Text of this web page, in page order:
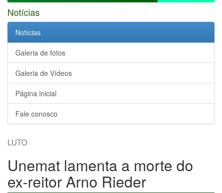
Notícias
Notícias
Galeria de fotos
Galeria de Vídeos
Página inicial
Fale conosco
LUTO
Unemat lamenta a morte do
ex-reitor Arno Rieder